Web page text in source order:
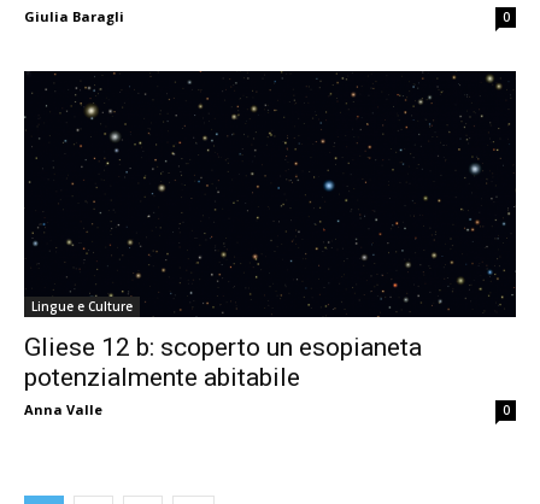
Giulia Baragli 0
Lingue e Culture
Gliese 12 b: scoperto un esopianeta
potenzialmente abitabile
Anna Valle 0